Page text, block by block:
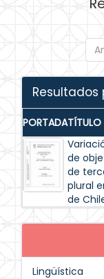
Resultados
PORTADATÍTULO
de
de
plural
de
Lingüística